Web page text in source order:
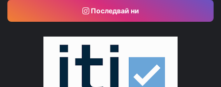
Последвай ни